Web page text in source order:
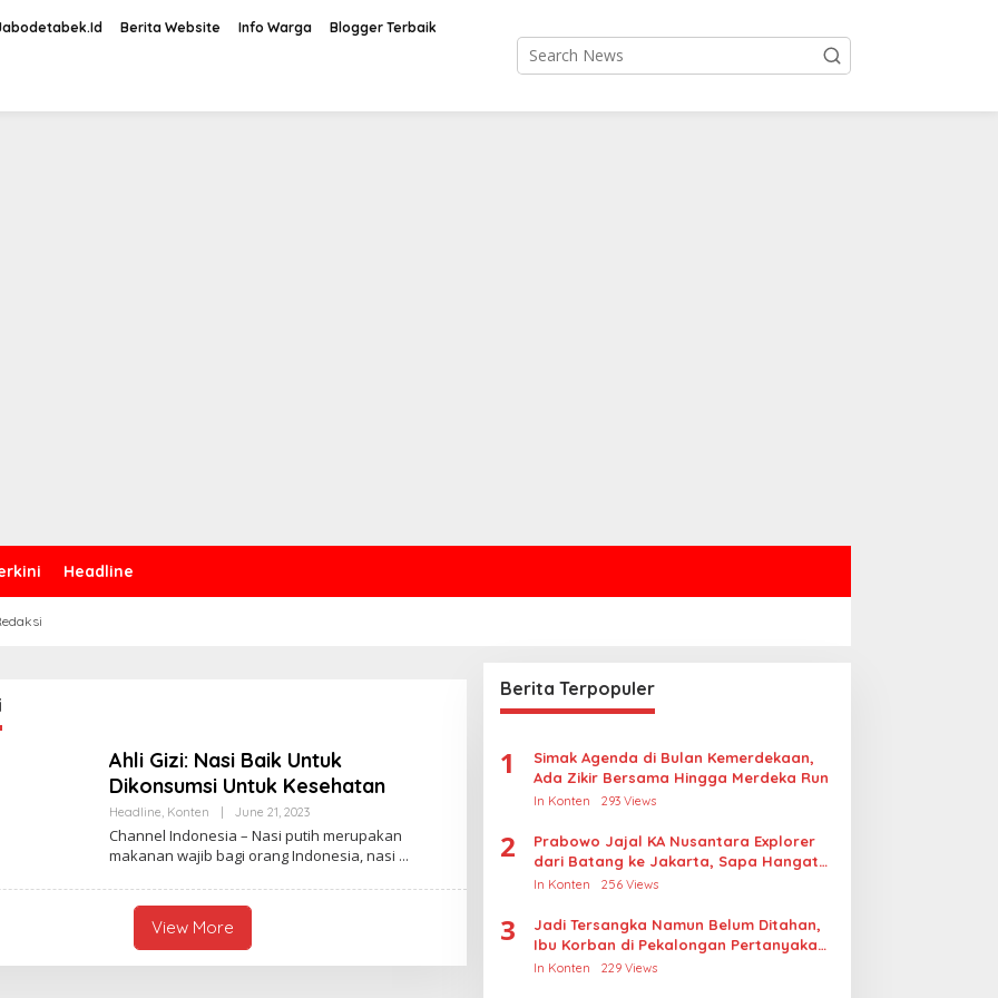
Berita Website Info Warga Blogger Terbaik
Headline
Ahli Gizi: Nasi Baik Untuk
Dikonsumsi Untuk Kesehatan
Headline, Konten June 21, 2023B
Y
A
N
I
S
Channel Indonesia – Nasi putih merupakan
makanan wajib bagi orang Indonesia, nasi
View More
Berita Terpopuler
1
Simak Agenda di Bulan Kemerdekaan,
Ada Zikir Bersama Hingga Merdeka Run
In Konten 293 Views
2
Prabowo Jajal KA Nusantara Explorer
dari Batang ke Jakarta, Sapa Hangat
Warga
In Konten 256 Views
3
Jadi Tersangka Namun Belum Ditahan,
Ibu Korban di Pekalongan Pertanyakan
Keseriusan Polisi Tangani Kasus
In Konten 229 Views